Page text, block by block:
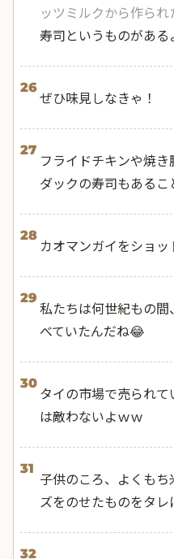
ッツミルクから作られ
寿司というものがある
26
ぜひ味見しなきゃ！
27
フライドチキンや焼
ダックの寿司もあるこ
28
カオマンガイをショッ
29
私たちは何世紀もの
べていたんだね😂
30
タイの市場で売られ
は敵わないよｗｗ
31
子供のころ、よくも
ズをのせたものをタ
32